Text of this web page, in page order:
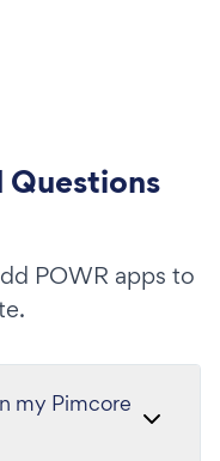
Questions
POWR apps to
my Pimcore